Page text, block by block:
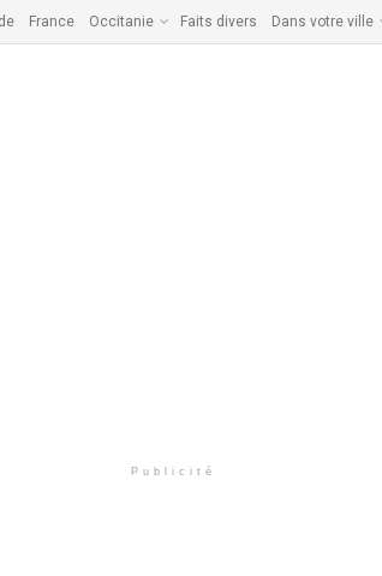
France Occitanie Faits divers Dans votre ville
Publicité